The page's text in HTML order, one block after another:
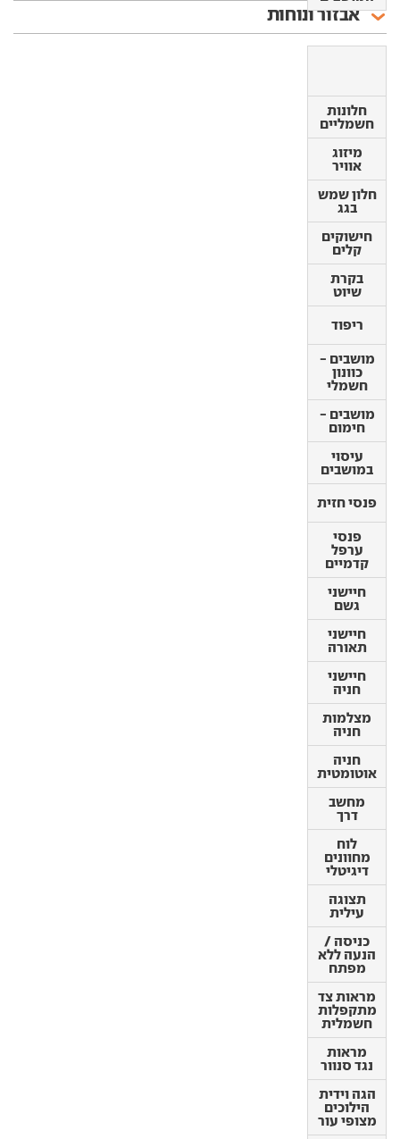
אבזור ונוחות
חלונות
חשמליים
מיזוג
אוויר
חלון שמש
בגג
חישוקים
קלים
בקרת
שיוט
ריפוד
מושבים -
כוונון
חשמלי
מושבים -
חימום
עיסוי
במושבים
פנסי חזית
פנסי
ערפל
קדמיים
חיישני
גשם
חיישני
תאורה
חיישני
חניה
מצלמות
חניה
חניה
אוטומטית
מחשב
דרך
לוח
מחוונים
דיגיטלי
תצוגה
עילית
כניסה /
הנעה ללא
מפתח
מראות צד
מתקפלות
חשמלית
מראות
נגד סנוור
הגה וידית
הילוכים
מצופי עור
חלונות
חשמליים
מיזוג
אוויר
חלון שמש
בגג
חישוקים
קלים
בקרת
שיוט
ריפוד
מושבים -
כוונון
חשמלי
מושבים -
חימום
עיסוי
במושבים
פנסי חזית
ערפל
קדמיים
חיישני
גשם
חיישני
תאורה
חיישני
חניה
מצלמות
חניה
חניה
אוטומטית
מחשב דרך
לוח
מחוונים
דיגיטלי
תצוגה
עילית
כניסה /
הנעה ללא
מפתח
מראות צד
מתקפלות
חשמלית
מראות
נגד סנוור
הגה וידית
הילוכים
מצופי עור
גלגל הגה
מחומם